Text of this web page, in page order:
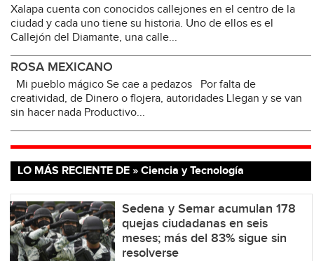
Xalapa cuenta con conocidos callejones en el centro de la
ciudad y cada uno tiene su historia. Uno de ellos es el
Callejón del Diamante, una calle...
ROSA MEXICANO
Mi pueblo mágico Se cae a pedazos Por falta de
creatividad, de Dinero o flojera, autoridades Llegan y se van
sin hacer nada Productivo...
LO MÁS RECIENTE DE » Ciencia y Tecnología
Sedena y Semar acumulan 178
quejas ciudadanas en seis
meses; más del 83% sigue sin
resolverse